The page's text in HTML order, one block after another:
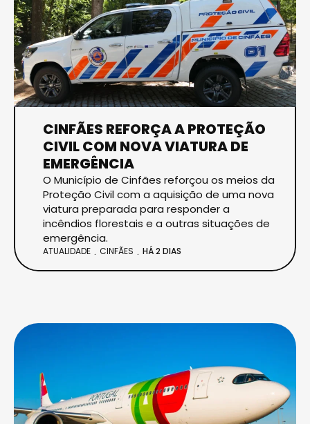
CINFÃES REFORÇA A PROTEÇÃO
CIVIL COM NOVA VIATURA DE
EMERGÊNCIA
O Município de Cinfães reforçou os meios da
Proteção Civil com a aquisição de uma nova
viatura preparada para responder a
incêndios florestais e a outras situações de
emergência.
ATUALIDADE CINFÃES HÁ 2 DIAS